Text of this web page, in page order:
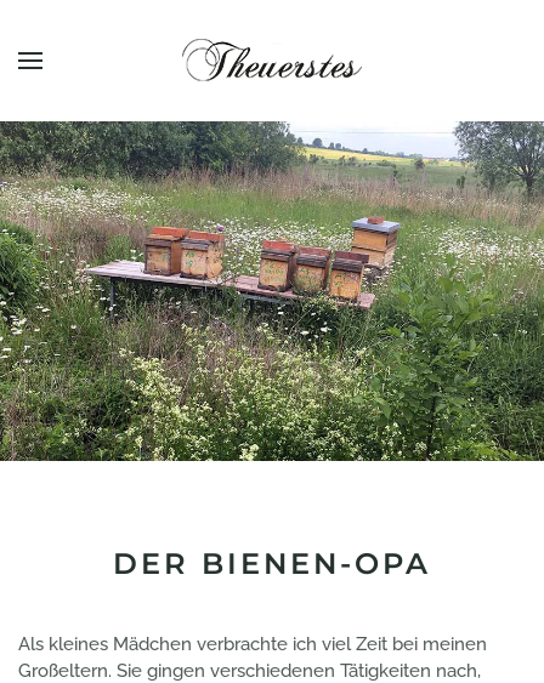
Zum Hauptinhalt springen
DER BIENEN-OPA
Als kleines Mädchen verbrachte ich viel Zeit bei meinen
Großeltern. Sie gingen verschiedenen Tätigkeiten nach,